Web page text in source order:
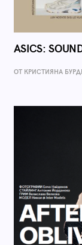
ASICS:
ОТ КРИСТИЯНА